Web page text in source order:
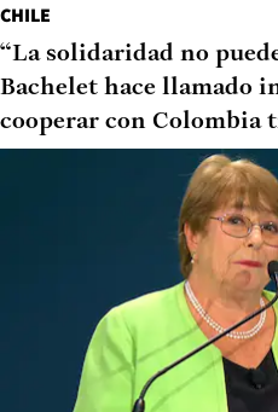
CHILE
“La solidaridad no
Bachelet hace llamado
cooperar con Colombia